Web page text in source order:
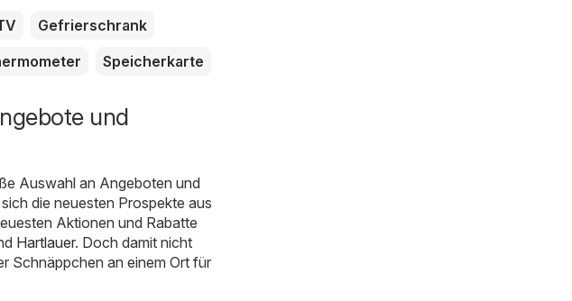
Gefrierschrank
Speicherkarte
und
Auswahl an Angeboten und
die neuesten Prospekte aus
Aktionen und Rabatte
Hartlauer. Doch damit nicht
Schnäppchen an einem Ort für